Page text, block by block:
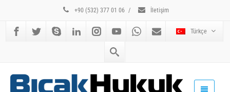
+90 (532) 377 01 06 / İletişim
Türkçe